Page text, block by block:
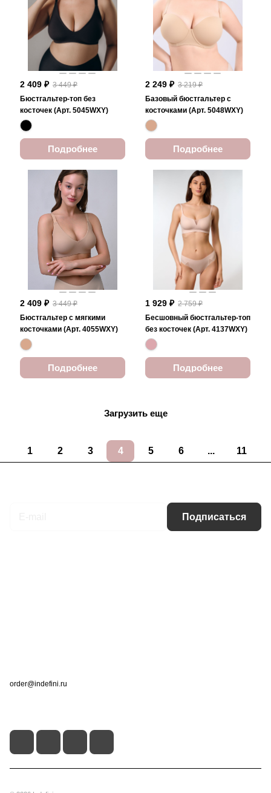
2 409 ₽ 3 449 ₽
Бюстгальтер-топ без
косточек (Арт. 5045WXY)
Подробнее
2 249 ₽ 3 219 ₽
Базовый бюстгальтер с
косточками (Арт. 5048WXY)
Подробнее
2 409 ₽ 3 449 ₽
Бюстгальтер с мягкими
косточками (Арт. 4055WXY)
Подробнее
1 929 ₽ 2 759 ₽
Бесшовный бюстгальтер-топ
без косточек (Арт. 4137WXY)
Подробнее
Загрузить еще
1 2 3 4 5 6 ... 11
Подписаться
order@indefini.ru